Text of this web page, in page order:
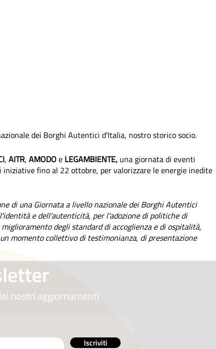
dei Borghi Autentici d'Italia, nostro storico socio.
, AITR, AMODOe LEGAMBIENTE, una giornata di eventi
fino al 22 ottobre, per valorizzare le energie inedite
di una Giornata a livello nazionale dei Borghi Autentici
e dell'autenticità, per l'adozione di politiche di
degli standard di accoglienza e di ospitalità,
momento collettivo di testimonianza, di presentazione
celebra il proprio Venticinquennale con eventi che si
di Borghi Autentici d'Italia, socio di
presentazione e promuove con tutti i propri mezzi e con
AITR.
nostri aggiornamenti
Iscriviti